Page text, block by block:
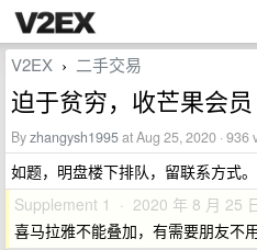
V2EX › 二手交易
迫于贫穷，收芒果会
Byzhangysh1995at Aug 25, 2020 · 936
如题，明盘楼下排队，留联系方式。
Supplement 1 · 2020 年 8 月 25
喜马拉雅不能叠加，有需要朋友不